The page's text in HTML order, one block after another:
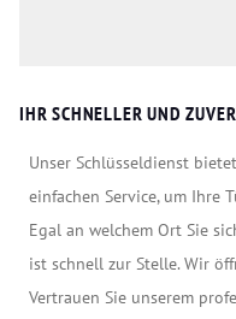
IHR SCHNELLER UND
Unser Schlüsseldienst
einfachen Service, um Ihre
Egal an welchem Ort Sie
ist schnell zur Stelle. Wir
Vertrauen Sie unserem